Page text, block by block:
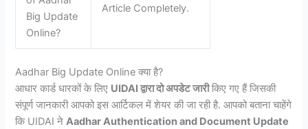
Big Update
Online?
Article Completely.
Aadhar Big Update Online क्या है?
आधार कार्ड धारकों के लिए UIDAI द्वारा दो अपडेट जारीकिए गए हैं जिसकी
संपूर्ण जानकारी आपको इस आर्टिकल में शेयर की जा रही है. आपको बताना चाहेंगे
कि UIDAI नेAadhar Authentication and Document Update